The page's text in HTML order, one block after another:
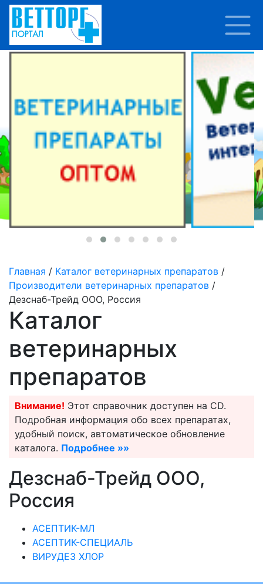
Главная / Каталог ветеринарных препаратов /
Производители ветеринарных препаратов /
Дезснаб-Трейд ООО, Россия
Каталог
ветеринарных
препаратов
Внимание! Этот справочник доступен на CD.
Подробная информация обо всех препаратах,
удобный поиск, автоматическое обновление
каталога. Подробнее »»
Дезснаб-Трейд ООО,
Россия
АСЕПТИК-МЛ
АСЕПТИК-СПЕЦИАЛЬ
ВИРУДЕЗ ХЛОР